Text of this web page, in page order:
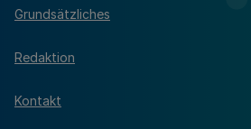
Grundsätzliches
Redaktion
Kontakt